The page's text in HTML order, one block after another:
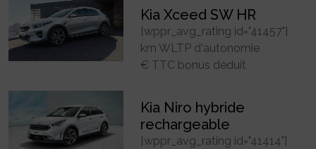
Kia Xceed SW HR
[wppr_avg_rating id="41457"]
km WLTP d'autonomie
€ TTC bonus déduit
Kia Niro hybride
rechargeable
[wppr_avg_rating id="41414"]